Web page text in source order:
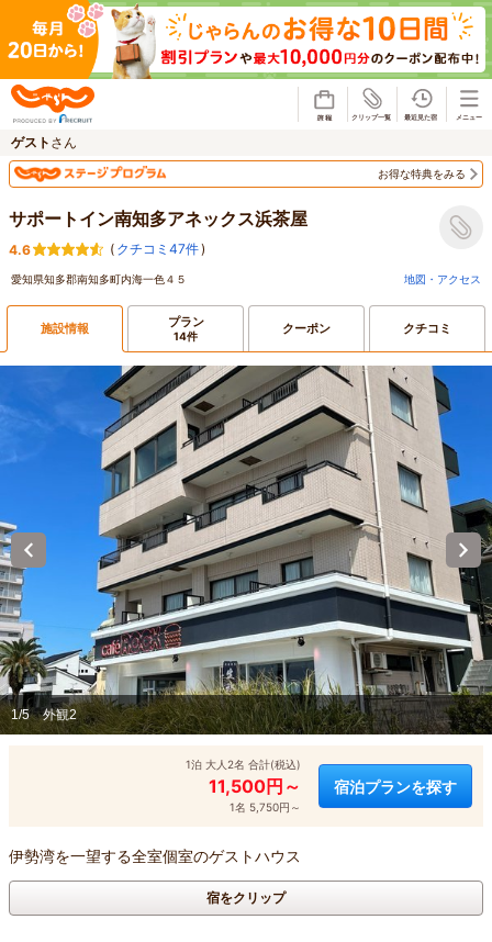
ゲスト さん
お得な特典をみる
サポートイン南知多アネックス浜茶屋
4.6 ( クチコミ47件)
愛知県知多郡南知多町内海一色４５ 地図・アクセス
施設情報 プラン
14件 クーポン クチコミ
1/5 外観2
1泊 大人2名 合計(税込)
11,500円～
1名 5,750円～
宿泊プランを探す
伊勢湾を一望する全室個室のゲストハウス
宿をクリップ